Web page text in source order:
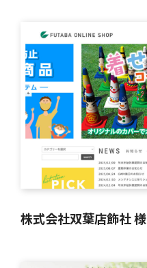
株式会社双葉店飾社 様